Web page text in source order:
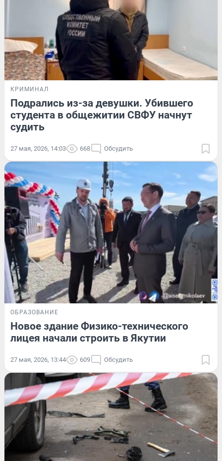
КРИМИНАЛ
Подрались из-за девушки. Убившего
студента в общежитии СВФУ начнут
судить
27 мая, 2026, 14:03 668 Обсудить
ОБРАЗОВАНИЕ
Новое здание Физико-технического
лицея начали строить в Якутии
27 мая, 2026, 13:44 609 Обсудить